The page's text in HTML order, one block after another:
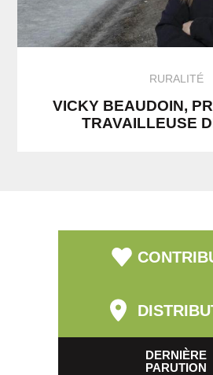
RURALITÉ
VICKY BEAUDOIN,
TRAVAILLEUSE
DERNIÈRE
PARUTION